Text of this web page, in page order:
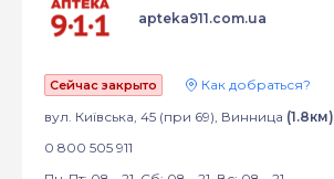
apteka911.com.ua
Сейчас закрыто
Как добраться?
вул. Київська, 45 (при 69), Винница (1.8км)
0 800 505 911